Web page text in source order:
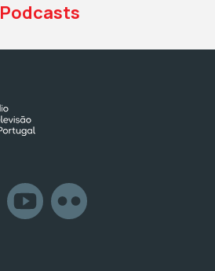
Podcasts